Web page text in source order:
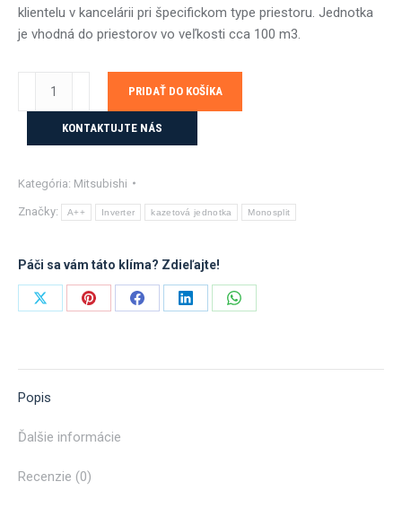
klientelu v kancelárii pri špecifickom type priestoru. Jednotka
je vhodná do priestorov vo veľkosti cca 100 m3.
1-
kazetová
jednotka
PRIDAŤ DO KOŠÍKA
KONTAKTUJTE NÁS
Kategória: Mitsubishi
Značky: A++ Inverter kazetová jednotka Monosplit
Páči sa vám táto klíma? Zdieľajte!
Share
Share
Share
Share
Share
Popis
Ďalšie informácie
Recenzie (0)